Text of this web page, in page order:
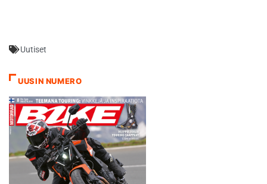
lukemat 2.09,407 ja
GP:n avauspäivänä pohjista
1.438 sekuntia. Lauantain
harjoituksessa ero kaveni
pitkällä, 5,4 kilometrin
mittaisella radalla 1,183…
Uutiset
UUSIN NUMERO